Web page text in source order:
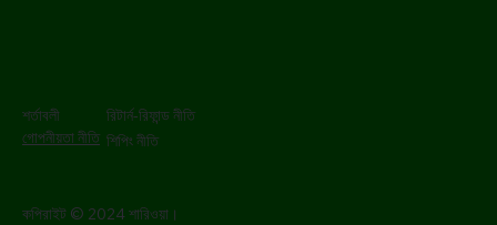
শর্তাবলী
গোপনীয়তা নীতি
রিটার্ন-রিফান্ড নীতি
শিপিং নীতি
কপিরাইট © 2024 শারিওয়া।